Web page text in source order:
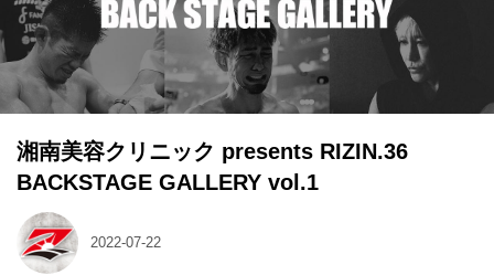
湘南美容クリニック presents RIZIN.36
BACKSTAGE GALLERY vol.1
2022-07-22